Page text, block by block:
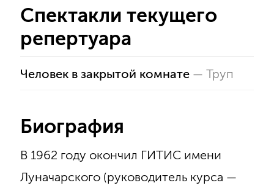
Спектакли текущего
репертуара
Человек в закрытой комнате — Труп
Биография
В 1962 году окончил ГИТИС имени
Луначарского (руководитель курса —